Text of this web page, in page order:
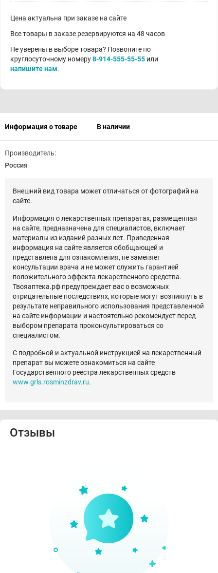
Цена актуальна при заказе на сайте
Все товары в заказе резервируются на 48 часов
Не уверены в выборе товара? Позвоните по
круглосуточному номеру8-914-555-55-55 или
напишите нам.
Информация о товаре В наличии
Производитель:
Россия
Внешний вид товара может отличаться от фотографий на
сайте.
Информация о лекарственных препаратах, размещенная
на сайте, предназначена для специалистов, включает
материалы из изданий разных лет. Приведенная
информация на сайте является обобщающей и
представлена для ознакомления, не заменяет
консультации врача и не может служить гарантией
положительного эффекта лекарственного средства.
Твояаптека.рф предупреждает вас о возможных
отрицательные последствиях, которые могут возникнуть в
результате неправильного использования представленной
на сайте информации и настоятельно рекомендует перед
выбором препарата проконсультироваться со
специалистом.
С подробной и актуальной инструкцией на лекарственный
препарат вы можете ознакомиться на сайте
Государственного реестра лекарственных средств
www.grls.rosminzdrav.ru.
Отзывы